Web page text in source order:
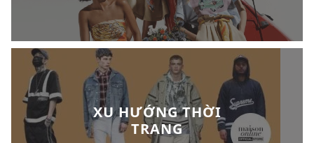
XU HƯỚNG THỜI
TRANG